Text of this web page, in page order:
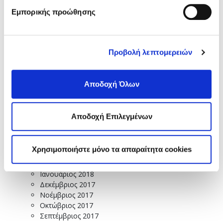
Εμπορικής προώθησης
Προβολή λεπτομερειών
Αποδοχή Όλων
Αποδοχή Επιλεγμένων
Χρησιμοποιήστε μόνο τα απαραίτητα cookies
Μάιος 2019
Απρίλιος 2019
Φεβρουάριος 2019
Νοέμβριος 2018
Οκτώβριος 2018
Σεπτέμβριος 2018
Αύγουστος 2018
Ιούλιος 2018
Ιούνιος 2018
Μάιος 2018
Μάρτιος 2018
Φεβρουάριος 2018
Ιανουάριος 2018
Δεκέμβριος 2017
Νοέμβριος 2017
Οκτώβριος 2017
Σεπτέμβριος 2017